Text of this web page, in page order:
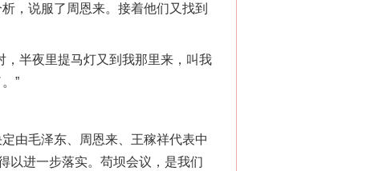
，说服了周恩来。接着他们又找到
半夜里提马灯又到我那里来，叫我
”
由毛泽东、周恩来、王稼祥代表中
以进一步落实。苟坝会议，是我们